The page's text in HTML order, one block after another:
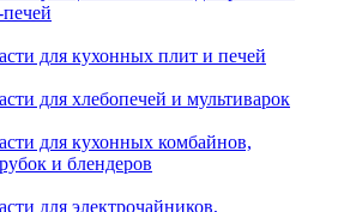
для кухонных плит и печей
для хлебопечей и мультиварок
для кухонных комбайнов,
и блендеров
для электрочайников,